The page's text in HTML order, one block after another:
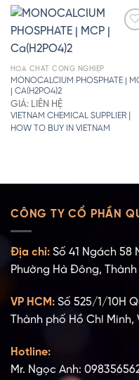
HÓA CHẤT CÔNG NGHIỆP
MONOCALCIUM PHOSPHATE |
| CA(H2PO4)2
GIÁ: LIÊN HỆ
VIETNAM CHEMICAL SUPPLIER|
HOW TO BUY IN VIETNAM
CÔNG TY CỔ PHẦN
Địa chỉ: Số 41 Ngách 58
Phường Hà Đông,
VP HCM: Số 525/1/10H
Thành phố Hồ Chí Minh,
Hotline:
Mr. Ngọc Anh: